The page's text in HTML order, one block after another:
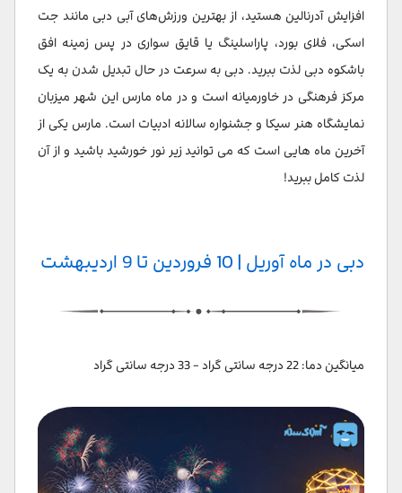
افزایش آدرنالین هستید، از بهترین ورزش‌های آبی دبی مانند جت
اسکی، فلای بورد، پاراسلینگ یا قایق سواری در پس زمینه افق
باشکوه دبی لذت ببرید. دبی به سرعت در حال تبدیل شدن به یک
مرکز فرهنگی در خاورمیانه است و در ماه مارس این شهر میزبان
نمایشگاه هنر سیکا و جشنواره سالانه ادبیات است. مارس یکی از
آخرین ماه هایی است که می توانید زیر نور خورشید باشید و از آن
لذت کامل ببرید!
دبی در ماه آوریل | 10 فروردین تا 9 اردیبهشت
میانگین دما: 22 درجه سانتی گراد - 33 درجه سانتی گراد